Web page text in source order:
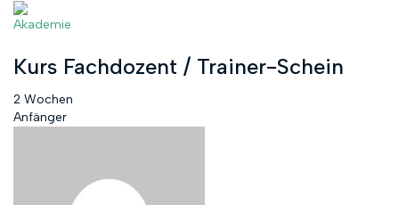
Akademie
Kurs Fachdozent / Trainer-Schein
2 Wochen
Anfänger